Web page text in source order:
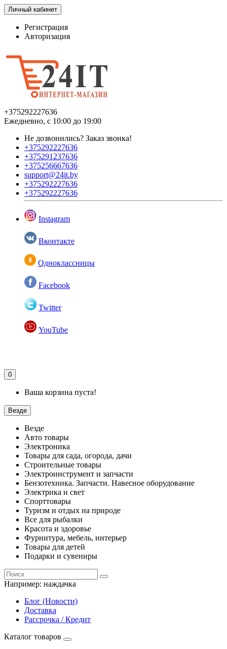
Личный кабинет
Регистрация
Авторизация
+375292227636
Ежедневно, с 10:00 до 19:00
Не дозвонились? Заказ звонка!
+375292227636
+375291237636
+375256667636
support@24it.by
+375292227636
+375292227636
Instagram
Вконтакте
Одноклассницы
Facebook
Twitter
YouTube
0
Ваша корзина пуста!
Везде
Везде
Авто товары
Электроника
Товары для сада, огорода, дачи
Строительные товары
Электроинструмент и запчасти
Бензотехника. Запчасти. Навесное оборудование
Электрика и свет
Спорттовары
Туризм и отдых на природе
Все для рыбалки
Красота и здоровье
Фурнитура, мебель, интерьер
Товары для детей
Подарки и сувениры
Например: наждачка
Блог (Новости)
Доставка
Рассрочка / Кредит
Каталог товаров